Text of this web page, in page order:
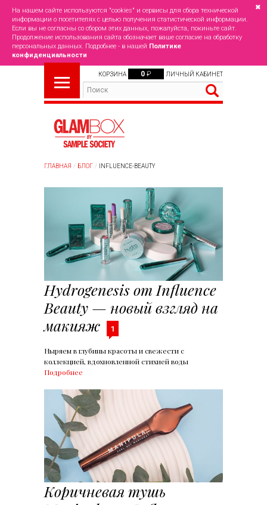
На нашем сайте используются "cookies" и сервисы для сбора технической
информации о посетителях с целью получения статистической информации.
Если вы не согласны со сбором этих данных, пожалуйста, покиньте сайт.
Продолжение использования сайта обозначает ваше согласие на обработку
персональных данных. Подробнее - в нашей Политике
конфиденциальности
✖
КОРЗИНА 0 ₽ ЛИЧНЫЙ КАБИНЕТ
ГЛАВНАЯ БЛОГ INFLUENCE-BEAUTY
Hydrogenesis от Influence
Beauty — новый взгляд на
макияж
1
Ныряем в глубины красоты и свежести с
коллекцией, вдохновленной стихией воды
Подробнее
Коричневая тушь